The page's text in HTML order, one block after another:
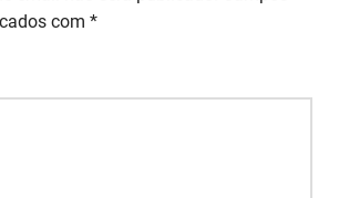
com *